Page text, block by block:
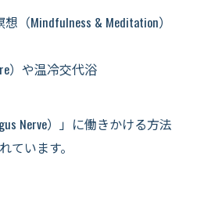
（Mindfulness & Meditation）
）や温冷交代浴
Nerve）」に働きかける方法
ています。